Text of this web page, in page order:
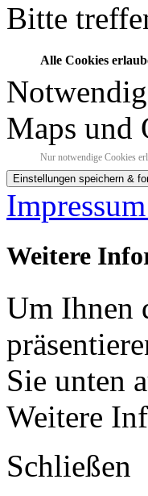
Bitte
Alle Cookies
Maps und
Nur notwendige Cookies
Weitere
Um Ihnen
Sie unten
Weitere
Schließen